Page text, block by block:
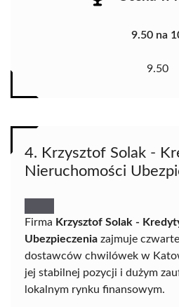
9.50 na
9.50
4. Krzysztof Solak -
Nieruchomości
Firma Krzysztof Solak -
Ubezpieczenia zajmuje
dostawców chwilówek w
jej stabilnej pozycji i dużym
lokalnym rynku finansowym.